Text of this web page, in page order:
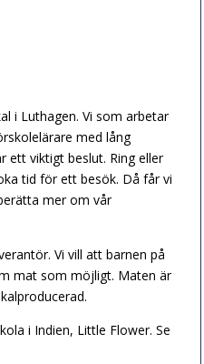
i Luthagen. Vi som arbetar
med lång
ett viktigt beslut. Ring eller
tid för ett besök. Då får vi
mer om vår
Vi vill att barnen på
mat som möjligt. Maten är
i Indien, Little Flower. Se